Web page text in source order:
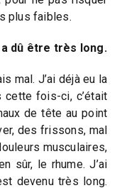
plus faibles.
dû être très long.
mal. J’ai déjà eu la
cette fois-ci, c’était
de tête au point
des frissons, mal
musculaires,
sûr, le rhume. J’ai
devenu très long.